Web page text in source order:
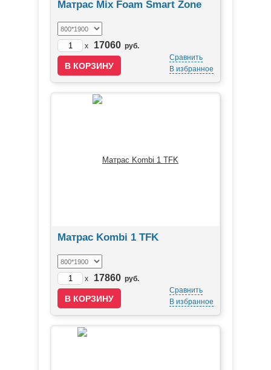
Матрас Mix Foam Smart Zone
x 17060 руб.
Сравнить
В избранное
Матрас Kombi 1 TFK
x 17860 руб.
Сравнить
В избранное